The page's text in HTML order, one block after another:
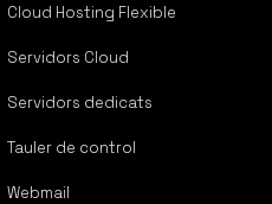
Cloud Hosting Flexible
Servidors Cloud
Servidors dedicats
Tauler de control
Webmail